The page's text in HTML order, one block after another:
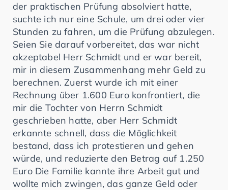
der praktischen Prüfung absolviert hatte,
suchte ich nur eine Schule, um drei oder vier
Stunden zu fahren, um die Prüfung abzulegen.
Seien Sie darauf vorbereitet, das war nicht
akzeptabel Herr Schmidt und er war bereit,
mir in diesem Zusammenhang mehr Geld zu
berechnen. Zuerst wurde ich mit einer
Rechnung über 1.600 Euro konfrontiert, die
mir die Tochter von Herrn Schmidt
geschrieben hatte, aber Herr Schmidt
erkannte schnell, dass die Möglichkeit
bestand, dass ich protestieren und gehen
würde, und reduzierte den Betrag auf 1.250
Euro Die Familie kannte ihre Arbeit gut und
wollte mich zwingen, das ganze Geld oder